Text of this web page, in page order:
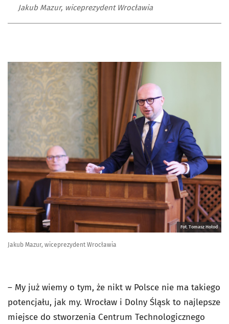
Jakub Mazur, wiceprezydent Wrocławia
Fot. Tomasz Hołod
Jakub Mazur, wiceprezydent Wrocławia
– My już wiemy o tym, że nikt w Polsce nie ma takiego
potencjału, jak my. Wrocław i Dolny Śląsk to najlepsze
miejsce do stworzenia Centrum Technologicznego